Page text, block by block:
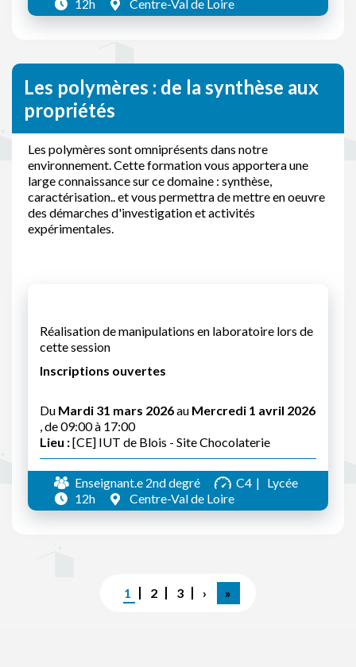
12h
Centre-Val de Loire
Les polymères : de la synthèse aux
propriétés
Les polymères sont omniprésents dans notre
environnement. Cette formation vous apportera une
large connaissance sur ce domaine : synthèse,
caractérisation.. et vous permettra de mettre en oeuvre
des démarches d'investigation et activités
expérimentales.
Réalisation de manipulations en laboratoire lors de
cette session
Inscriptions ouvertes
Du Mardi 31 mars 2026au Mercredi 1 avril 2026
, de 09:00 à 17:00
Lieu :[CE] IUT de Blois - Site Chocolaterie
Enseignant.e 2nd degré C4
Lycée
12h
Centre-Val de Loire
Page
courante
1 Page
2 Page
3
Page
suivante
›
Dernière
page
»